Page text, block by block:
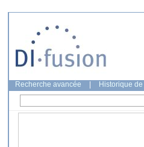
Recherche avancée Historique